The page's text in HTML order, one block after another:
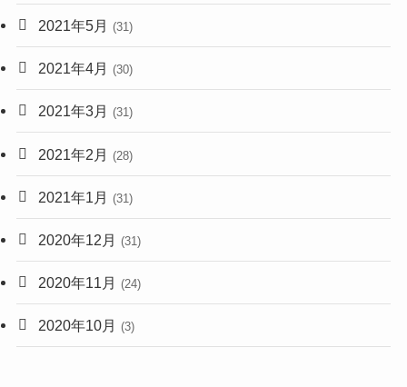
2021年5月 (31)
2021年4月 (30)
2021年3月 (31)
2021年2月 (28)
2021年1月 (31)
2020年12月 (31)
2020年11月 (24)
2020年10月 (3)